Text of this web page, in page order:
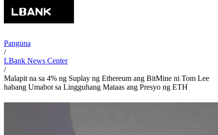
Panguna
/
LBank News Center
/
Malapit na sa 4% ng Suplay ng Ethereum ang BitMine ni Tom Lee
habang Umabot sa Lingguhang Mataas ang Presyo ng ETH